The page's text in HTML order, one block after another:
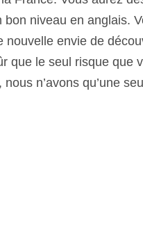
bon niveau en anglais.
nouvelle envie de
que le seul risque que
n’avons qu’une